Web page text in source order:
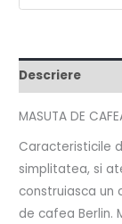
Descriere
MASUTA DE
Caracteristicile
simplitatea, si
construiasca un
de cafea